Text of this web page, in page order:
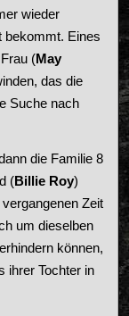
wieder
bekommt. Eines
(May
das die
Suche nach
die Familie 8
(Billie Roy)
Zeit
um dieselben
können,
ihrer Tochter in